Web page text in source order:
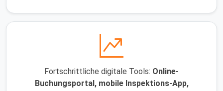
Fortschrittliche digitale Tools: Online-
Buchungsportal, mobile Inspektions-App,